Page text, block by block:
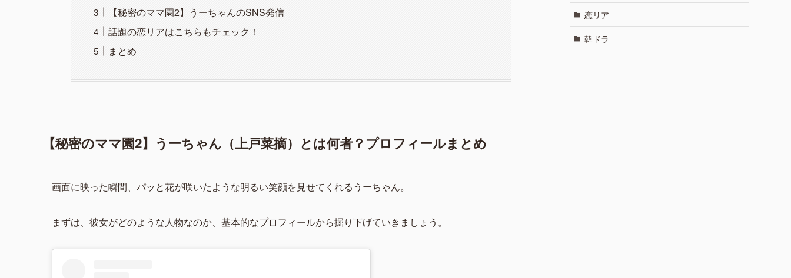
【秘密のママ園2】うーちゃんのSNS発信
話題の恋リアはこちらもチェック！
まとめ
【秘密のママ園2】うーちゃん（上戸菜摘）とは何者？プロフィールまとめ
画面に映った瞬間、パッと花が咲いたような明るい笑顔を見せてくれるうーちゃん。
まずは、彼女がどのような人物なのか、基本的なプロフィールから掘り下げていきましょう。
恋リア
韓ドラ